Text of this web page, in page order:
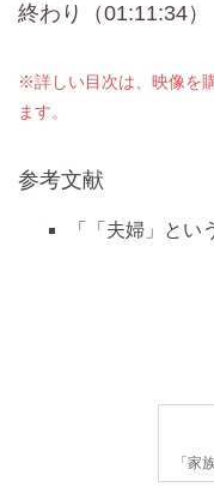
終わり（01:11:34）
※詳しい目次は、映像を
ます。
参考文献
「「夫婦」と
「家